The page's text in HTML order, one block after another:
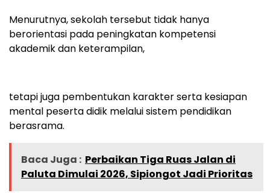
Menurutnya, sekolah tersebut tidak hanya
berorientasi pada peningkatan kompetensi
akademik dan keterampilan,
tetapi juga pembentukan karakter serta kesiapan
mental peserta didik melalui sistem pendidikan
berasrama.
Baca Juga : Perbaikan Tiga Ruas Jalan di
Paluta Dimulai 2026, Sipiongot Jadi Prioritas